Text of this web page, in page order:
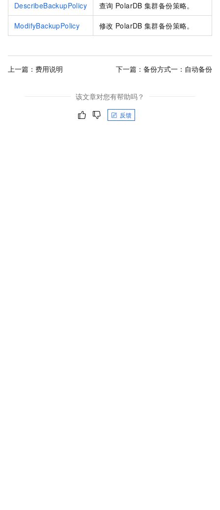
DescribeBackupPolicy 查询 PolarDB 集群备份策略。
ModifyBackupPolicy 修改 PolarDB 集群备份策略。
上一篇： 费用说明 下一篇： 备份方式一：自动备份
该文章对您有帮助吗？
反馈